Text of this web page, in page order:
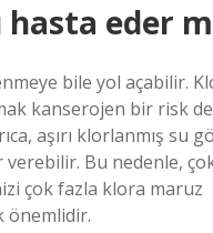
hasta eder
bile yol açabilir.
kanserojen bir risk de
aşırı klorlanmış su
verebilir. Bu nedenle,
çok fazla klora maruz
önemlidir.